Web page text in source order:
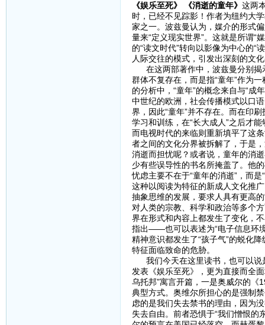
《娱乐至死》 《消逝的童年》 这两
时，已经不见踪影！作者为纽约大
家之一。波兹曼认为，媒介的形式
量来“定义现实世界”。这就是所谓“
的“读文时代”转向以影像为中心的“
人际交往的模式，引发出深刻的文
在这两部著作中，波兹曼分别揭
群体不复存在，而是指“童年”作为
的分析中，“童年”的概念来自与“成
中世纪的欧洲，社会传播模式以口
界，因此“童年”并不存在。而在印
学习和训练，在“长大成人”之后才
而电视时代的来临则重新填平了这
者之间的文化分界被拆解了，于是
消逝而担忧呢？或者说，童年的消
少有些误导性的书名所掩盖了。他
忧虑主要不在于“童年的消逝”，而
这种以阅读为特征的新成人文化推
抽象思维的发展，要求人具有更高
对人类的宗教、科学和政治等多个
界在形式和内容上都发生了变化，
指出——也可以表述为“电子信息环
精神意识都发生了“孩子气”的蜕化
特征面临致命的危胁。
我们今天在这里读书，也可以说
发表《娱乐至死》，更为直接而全
乌托邦”寓言开篇，一是奥威尔的《
典型方式。奥维尔所担心的是强制
虑的是我们失去禁书的理由，因为
失去自由。前者恐惧于“我们憎恨的